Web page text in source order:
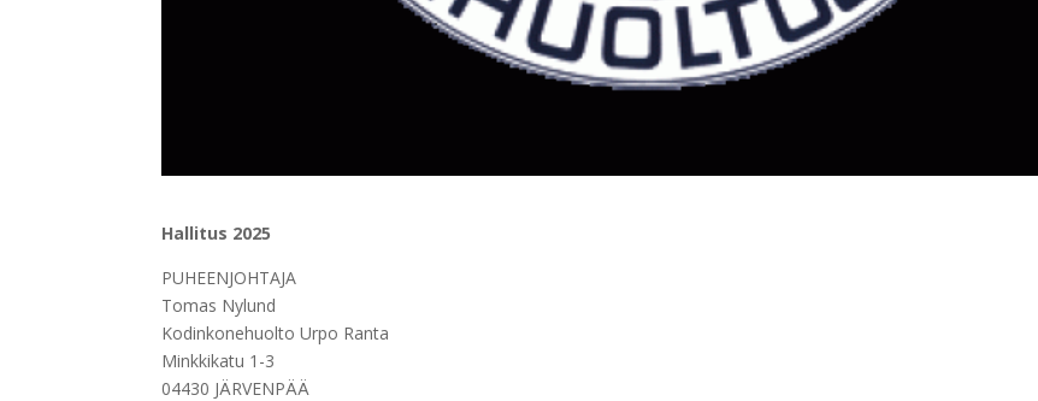
Hallitus 2025
PUHEENJOHTAJA
Tomas Nylund
Kodinkonehuolto Urpo Ranta
Minkkikatu 1-3
04430 JÄRVENPÄÄ